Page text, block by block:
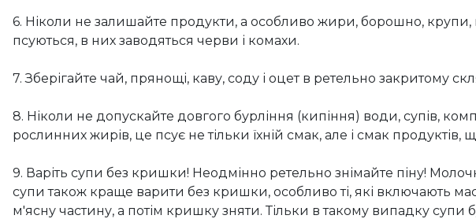
6. Ніколи не залишайте продукти, а особливо жири, борошно, крупи,
псуються, в них заводяться черви і комахи.
7. Зберігайте чай, прянощі, каву, соду і оцет в ретельно закритому
8. Ніколи не допускайте довгого бурління (кипіння) води, супів,
рослинних жирів, це псує не тільки їхній смак, але і смак продуктів,
9. Варіть супи без кришки! Неодмінно ретельно знімайте піну!
супи також краще варити без кришки, особливо ті, які включають
м'ясну частину, а потім кришку зняти. Тільки в такому випадку супи